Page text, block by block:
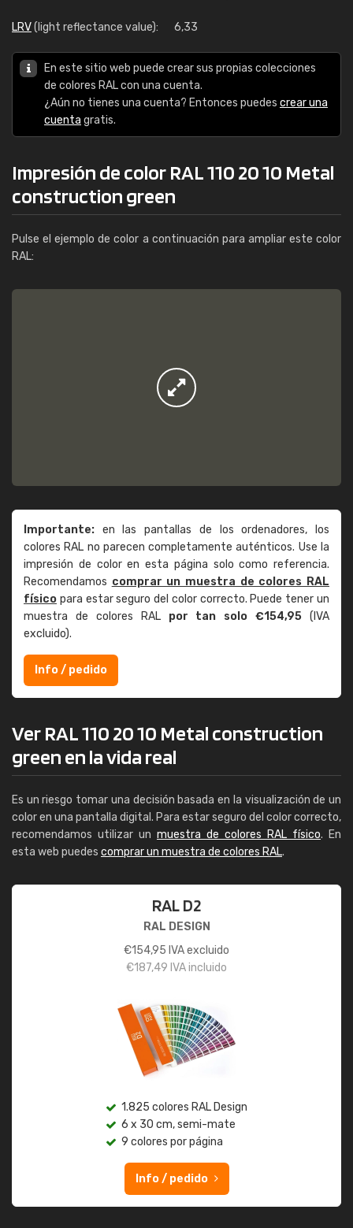
LRV(light reflectance value): 6,33
En este sitio web puede crear sus propias colecciones
de colores RAL con una cuenta.
¿Aún no tienes una cuenta? Entonces puedes crear una
cuenta gratis.
Impresión de color RAL 110 20 10 Metal
construction green
Pulse el ejemplo de color a continuación para ampliar este color
RAL:
Importante: en las pantallas de los ordenadores, los
colores RAL no parecen completamente auténticos. Use la
impresión de color en esta página solo como referencia.
Recomendamos comprar un muestra de colores RAL
físico para estar seguro del color correcto. Puede tener un
muestra de colores RAL por tan solo €154,95 (IVA
excluido).
Info / pedido
Ver RAL 110 20 10 Metal construction
green en la vida real
Es un riesgo tomar una decisión basada en la visualización de un
color en una pantalla digital. Para estar seguro del color correcto,
recomendamos utilizar un muestra de colores RAL físico. En
esta web puedes comprar un muestra de colores RAL.
RAL D2
RAL DESIGN
€154,95 IVA excluido
€187,49 IVA incluido
1.825 colores RAL Design
6 x 30 cm, semi-mate
9 colores por página
Info / pedido